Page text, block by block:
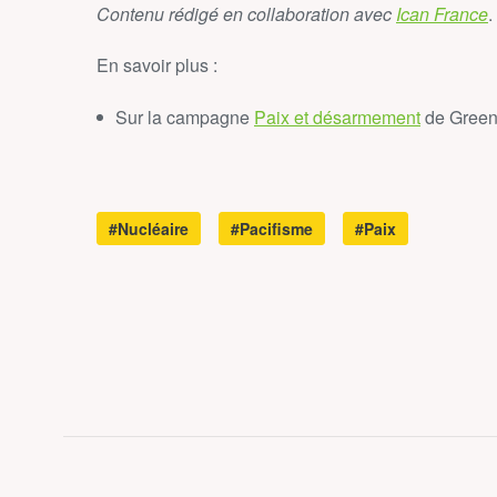
Contenu rédigé en collaboration avec Ican France.
En savoir plus :
Sur la campagne Paix et désarmementde
#Nucléaire #Pacifisme #Paix